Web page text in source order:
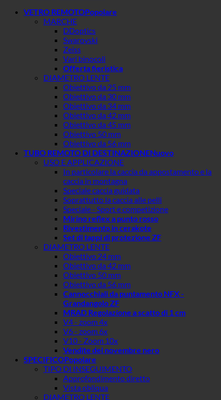
VETRO REMOTO
MARCHE
DDoptics
Swarovski
Zeiss
Vari binocoli
Offerta fieristica
DIAMETRO LENTE
Obiettivo da 25 mm
Obiettivo da 30 mm
Obiettivo da 34 mm
Obiettivo da 42 mm
Obiettivo da 45 mm
Obiettivo 50 mm
Obiettivo da 56 mm
TUBO REMOTO DI DESTINAZIONE
USO E APPLICAZIONE
In particolare la caccia da appostamento e la
caccia in montagna
Speciale caccia guidata
Soprattutto la caccia alle pelli
Speciale - Sport e competizione
Mirino reflex a punto rosso
Rivestimento in cerakote
Set di tappi di protezione ZF
DIAMETRO LENTE
Obiettivo 24 mm
Obiettivo da 42 mm
Obiettivo 50 mm
Obiettivo da 56 mm
Cannocchiali da puntamento NFX -
Grandangolo ZF
MRAD Regolazione a scatto di 1 cm
V4 - zoom 4x
V6 - zoom 6x
V10 - Zoom 10x
Vendite del novembre nero
SPECIFICO
TIPO DI INSEGUIMENTO
Approfondimento diretto
Vista obliqua
DIAMETRO LENTE